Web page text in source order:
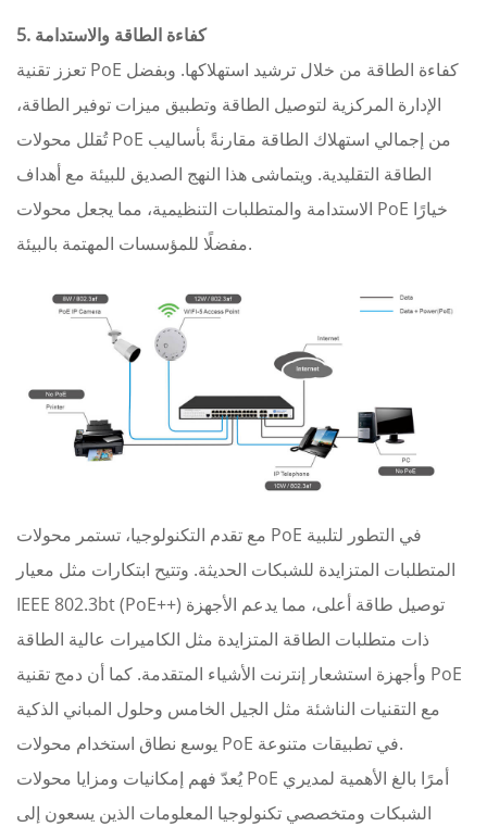
5. كفاءة الطاقة والاستدامة
تعزز تقنية PoE كفاءة الطاقة من خلال ترشيد استهلاكها. وبفضل
الإدارة المركزية لتوصيل الطاقة وتطبيق ميزات توفير الطاقة،
تُقلل محولات PoE من إجمالي استهلاك الطاقة مقارنةً بأساليب
الطاقة التقليدية. ويتماشى هذا النهج الصديق للبيئة مع أهداف
الاستدامة والمتطلبات التنظيمية، مما يجعل محولات PoE خيارًا
مفضلًا للمؤسسات المهتمة بالبيئة.
مع تقدم التكنولوجيا، تستمر محولات PoE في التطور لتلبية
المتطلبات المتزايدة للشبكات الحديثة. وتتيح ابتكارات مثل معيار
IEEE 802.3bt (PoE++) توصيل طاقة أعلى، مما يدعم الأجهزة
ذات متطلبات الطاقة المتزايدة مثل الكاميرات عالية الطاقة
وأجهزة استشعار إنترنت الأشياء المتقدمة. كما أن دمج تقنية PoE
مع التقنيات الناشئة مثل الجيل الخامس وحلول المباني الذكية
يوسع نطاق استخدام محولات PoE في تطبيقات متنوعة.
يُعدّ فهم إمكانيات ومزايا محولات PoE أمرًا بالغ الأهمية لمديري
الشبكات ومتخصصي تكنولوجيا المعلومات الذين يسعون إلى